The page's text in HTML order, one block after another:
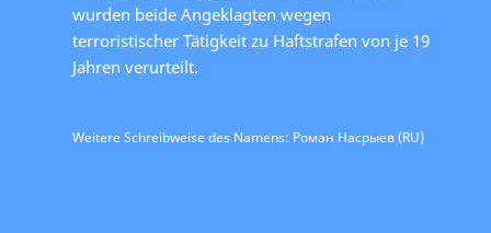
wurden beide Angeklagten wegen
terroristischer Tätigkeit zu Haftstrafen von je 19
Jahren verurteilt.
Weitere Schreibweise des Namens: Роман Насрыев (RU)